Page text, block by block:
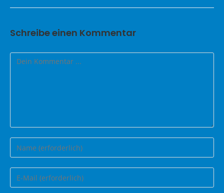
Schreibe einen Kommentar
Kommentieren
Gib
deinen
Namen
oder
Gib
deine